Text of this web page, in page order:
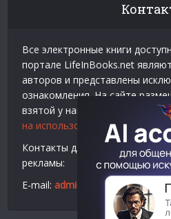
Все электронные книги
портале LifeInBooks.net
авторов и представлены
ознакомления. На сайте
взятой у нашего партнера
на использование материалов
Контакты для связи по
рекламы:
E-mail: admin@lifeinbooks.net